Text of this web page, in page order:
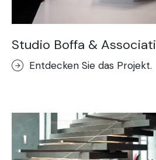
Studio Boffa & Associati
Entdecken Sie das Projekt.